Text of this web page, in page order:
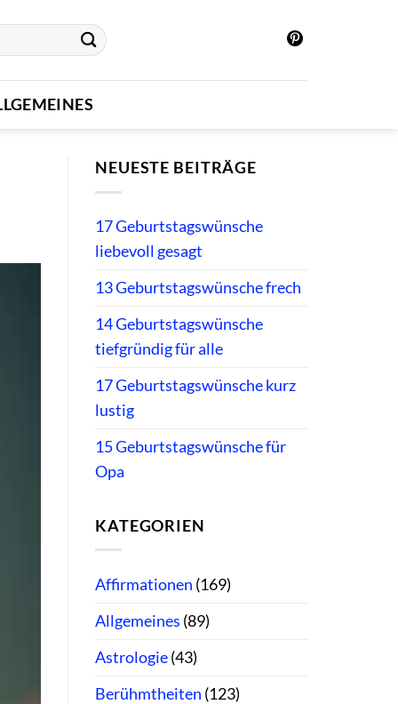
NEUESTE BEITRÄGE
17 Geburtstagswünsche
liebevoll gesagt
13 Geburtstagswünsche frech
14 Geburtstagswünsche
tiefgründig für alle
17 Geburtstagswünsche kurz
lustig
15 Geburtstagswünsche für
Opa
KATEGORIEN
Affirmationen (169)
Allgemeines (89)
Astrologie(43)
Berühmtheiten (123)